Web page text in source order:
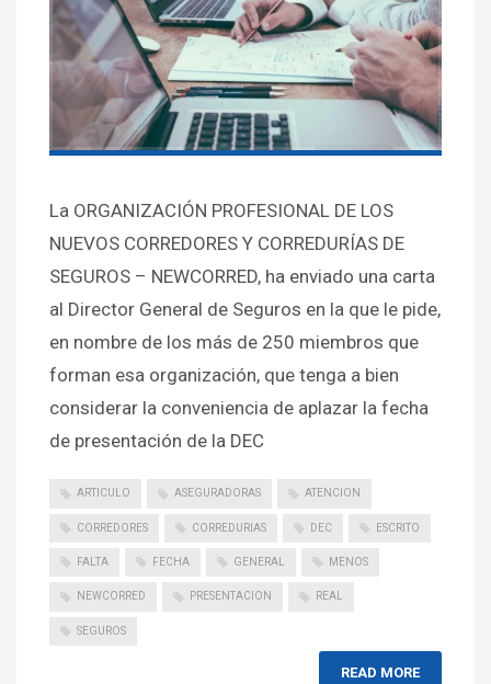
La ORGANIZACIÓN PROFESIONAL DE LOS
NUEVOS CORREDORES Y CORREDURÍAS DE
SEGUROS – NEWCORRED, ha enviado una carta
al Director General de Seguros en la que le pide,
en nombre de los más de 250 miembros que
forman esa organización, que tenga a bien
considerar la conveniencia de aplazar la fecha
de presentación de la DEC
ARTICULO ASEGURADORAS ATENCION
CORREDORES CORREDURIAS DEC ESCRITO
FALTA FECHA GENERAL MENOS
NEWCORRED PRESENTACION REAL
SEGUROS
READ MORE